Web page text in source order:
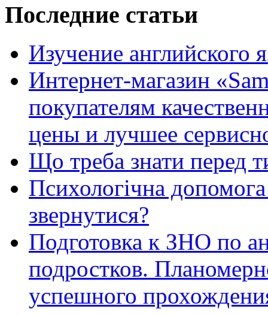
Последние статьи
Изучение английского
Интернет-магазин
покупателям
цены и лучшее
Що треба знати перед
Психологічна
звернутися?
Подготовка к ЗНО по
подростков.
успешного